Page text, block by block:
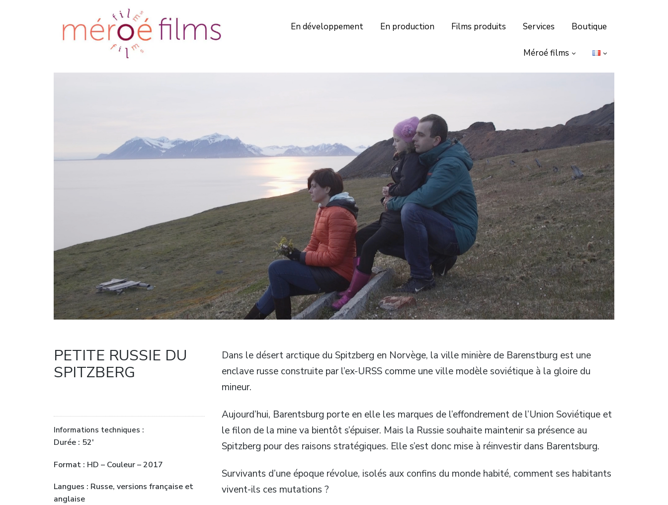
Méroé films
En développement En production Films produits Services Boutique
Méroé films
PETITE RUSSIE DU
SPITZBERG
Informations techniques :
Durée : 52′
Format : HD – Couleur – 2017
Langues : Russe, versions française et
anglaise
Dans le désert arctique du Spitzberg en Norvège, la ville minière de Barenstburg est une
enclave russe construite par l’ex-URSS comme une ville modèle soviétique à la gloire du
mineur.
Aujourd’hui, Barentsburg porte en elle les marques de l’effondrement de l’Union Soviétique et
le filon de la mine va bientôt s’épuiser. Mais la Russie souhaite maintenir sa présence au
Spitzberg pour des raisons stratégiques. Elle s’est donc mise à réinvestir dans Barentsburg.
Survivants d’une époque révolue, isolés aux confins du monde habité, comment ses habitants
vivent-ils ces mutations ?